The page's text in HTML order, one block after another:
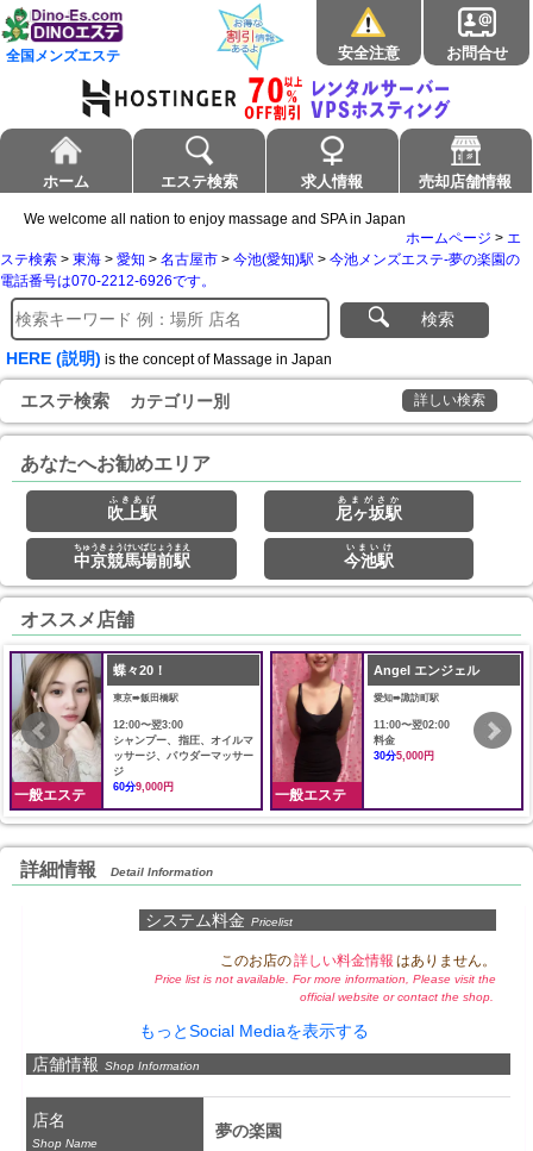
全国メンズエステ 安全注意 お問合せ
ホーム エステ検索 求人情報 売却店舗情報
We welcome all nation to enjoy massage and SPA in Japan
ホームページ > エ
ステ検索 > 東海 > 愛知 > 名古屋市 > 今池(愛知)駅 > 今池メンズエステ-夢の楽園の
電話番号は070-2212-6926です。
検索
HERE (説明) is the concept of Massage in Japan
エステ検索 カテゴリー別 詳しい検索
あなたへお勧めエリア
吹上駅
ふきあげ
尼ヶ坂駅
あまがさか
中京競馬場前駅
ちゅうきょうけいばじょうまえ
今池駅
いまいけ
オススメ店舗
一般エステ
蝶々20！
東京➠飯田橋駅
12:00〜翌3:00
シャンプー、指圧、オイルマ
ッサージ、パウダーマッサー
ジ
60分9,000円 一般エステ
Angel エンジェル
愛知➠諏訪町駅
11:00〜翌02:00
料金
30分5,000円
詳細情報 Detail Information
システム料金 Pricelist
このお店の詳しい料金情報 はありません。
Price list is not available. For more information, Please visit the
official website or contact the shop.
もっとSocial Mediaを表示する
店舗情報 Shop Information
店名
Shop Name
夢の楽園